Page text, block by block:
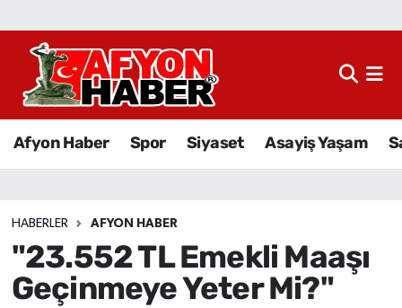
Afyon Haber Spor Siyaset Asayiş Yaşam
HABERLER AFYON HABER
"23.552 TL Emekli Maaşı
Geçinmeye Yeter Mi?"
Afyon Haber
Sağlık
Eğitim